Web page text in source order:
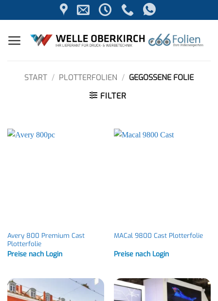
Inhalt
START / PLOTTERFOLIEN / GEGOSSENE FOLIE
FILTER
Avery 800 Premium Cast
Plotterfolie
Preise nach Login
MACal 9800 Cast Plotterfolie
Preise nach Login